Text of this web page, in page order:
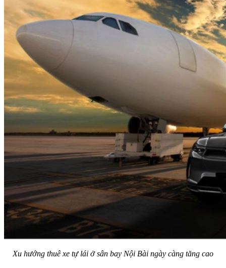
Xu hướng thuê xe tự lái ở sân bay Nội Bài ngày càng tăng cao